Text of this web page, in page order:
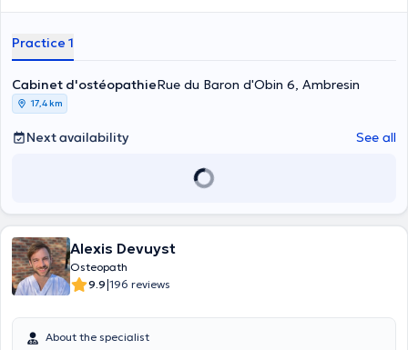
Practice 1
Cabinet d'ostéopathieRue du Baron d'Obin 6, Ambresin
17,4 km
Next availability See all
Alexis Devuyst
Osteopath
9.9|196 reviews
About the specialist